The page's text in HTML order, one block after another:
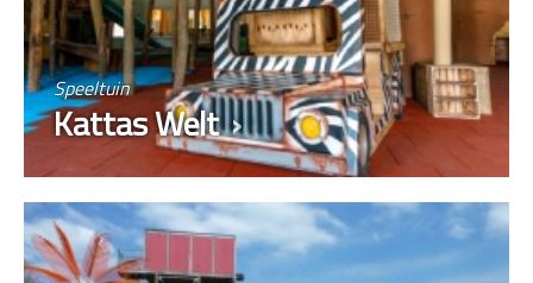
Speeltuin
Kattas Welt